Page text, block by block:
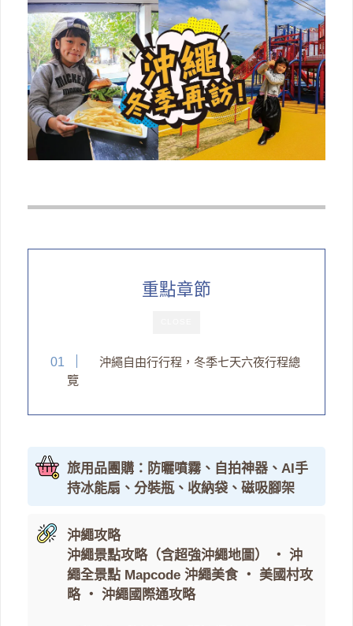
重點章節
沖繩自由行行程，冬季七天六夜行程總
覽
旅用品團購：防曬噴霧、自拍神器、AI手
持冰能扇、分裝瓶、收納袋、磁吸腳架
沖繩攻略
沖繩景點攻略（含超強沖繩地圖）
・ 沖
繩全景點 Mapcode 沖繩美食・ 美國村攻
略・ 沖繩國際通攻略